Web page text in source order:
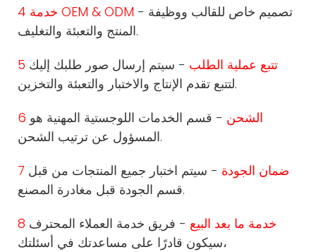
4 خدمة OEM & ODM - تصميم خاص للقالب ووظيفة
المنتج والتعبئة والتغليف.
5 تتبع عملية الطلب - سيتم إرسال صور طلبك إليك
لتتبع تقدم الإنتاج والاختبار والتعبئة والتخزين.
6 الشحن - قسم الخدمات اللوجستية المهنية هو
المسؤول عن ترتيب الشحن.
7 ضمان الجودة - سيتم اختبار جميع المنتجات من قبل
قسم الجودة قبل مغادرة المصنع.
8 خدمة ما بعد البيع - فريق خدمة العملاء المحترف
سيكون قادرًا على مساعدتك في أسئلتك،